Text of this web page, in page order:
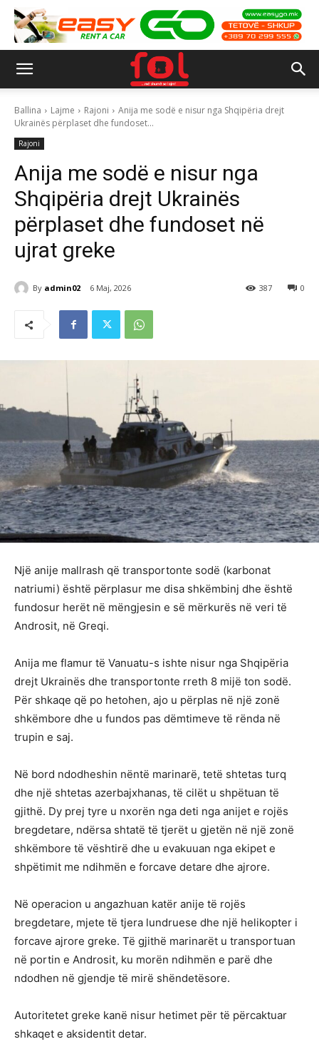
Ballina Lajme Rajoni
Anija me sodë e nisur nga Shqipëria drejt
Ukrainës përplaset dhe fundoset...
Rajoni
Anija me sodë e nisur nga
Shqipëria drejt Ukrainës
përplaset dhe fundoset në
ujrat greke
By admin02 6 Maj, 2026 0
387
Një anije mallrash që transportonte sodë (karbonat
natriumi) është përplasur me disa shkëmbinj dhe është
fundosur herët në mëngjesin e së mërkurës në veri të
Androsit, në Greqi.
Anija me flamur të Vanuatu-s ishte nisur nga Shqipëria
drejt Ukrainës dhe transportonte rreth 8 mijë ton sodë.
Për shkaqe që po hetohen, ajo u përplas në një zonë
shkëmbore dhe u fundos pas dëmtimeve të rënda në
trupin e saj.
Në bord ndodheshin nëntë marinarë, tetë shtetas turq
dhe një shtetas azerbajxhanas, të cilët u shpëtuan të
gjithë. Dy prej tyre u nxorën nga deti nga anijet e rojës
bregdetare, ndërsa shtatë të tjerët u gjetën në një zonë
shkëmbore të vështirë dhe u evakuuan nga ekipet e
shpëtimit me ndihmën e forcave detare dhe ajrore.
Në operacion u angazhuan katër anije të rojës
bregdetare, mjete të tjera lundruese dhe një helikopter i
forcave ajrore greke. Të gjithë marinarët u transportuan
në portin e Androsit, ku morën ndihmën e parë dhe
ndodhen në gjendje të mirë shëndetësore.
Autoritetet greke kanë nisur hetimet për të përcaktuar
shkaqet e aksidentit detar.